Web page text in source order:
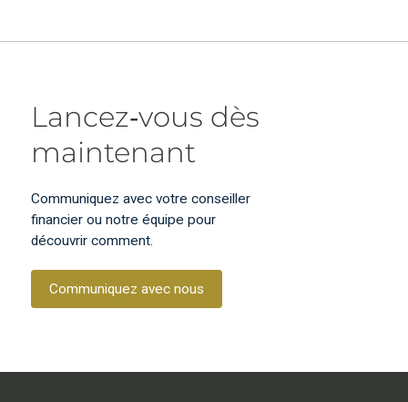
Lancez‑vous dès
maintenant
Communiquez avec votre conseiller
financier ou notre équipe pour
découvrir comment.
Communiquez avec nous